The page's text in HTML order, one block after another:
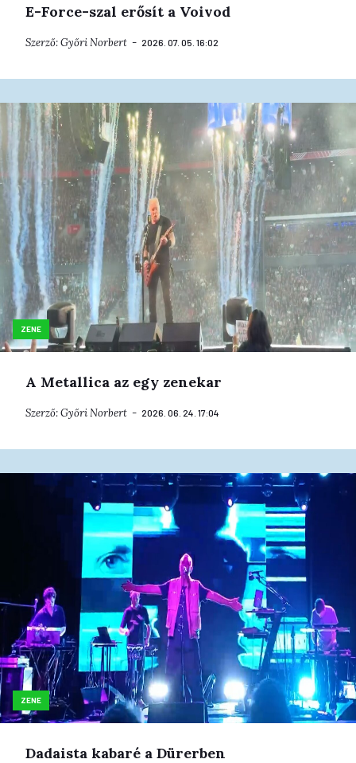
E-Force-szal erősít a Voivod
Szerző:Győri Norbert 2026. 07. 05. 16:02
ZENE
A Metallica az egy zenekar
Szerző:Győri Norbert 2026. 06. 24. 17:04
ZENE
Dadaista kabaré a Dürerben